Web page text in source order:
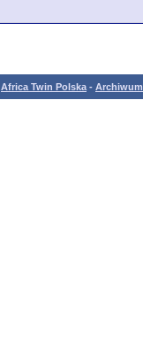
Africa Twin Polska - Archiwum